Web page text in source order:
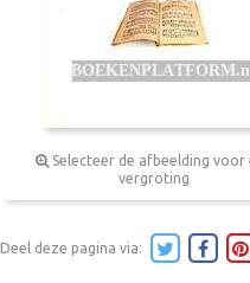
Selecteer de afbeelding voor
vergroting
Deel deze pagina via: